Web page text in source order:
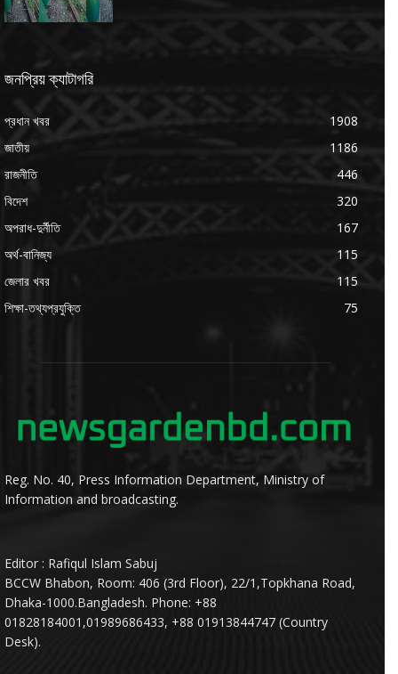
জনপ্রিয় ক্যাটাগরি
প্রধান খবর
1908
জাতীয়
1186
রাজনীতি
446
বিদেশ
320
অপরাধ-দুর্নীতি
167
অর্থ-বানিজ্য
115
জেলার খবর
115
শিক্ষা-তথ্যপ্রযুক্তি
75
Reg. No. 40, Press Information Department, Ministry of
Information and broadcasting.
Editor : Rafiqul Islam Sabuj
BCCW Bhabon, Room: 406 (3rd Floor), 22/1,Topkhana Road,
Dhaka-1000.Bangladesh. Phone: +88
01828184001,01989686433, +88 01913844747 (Country
Desk).